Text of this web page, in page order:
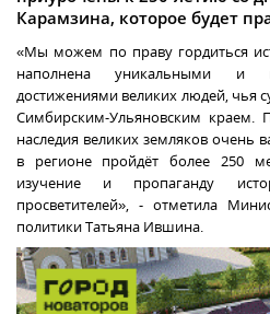
Карамзина, которое будет
«Мы можем по праву гордиться
наполнена уникальными и
достижениями великих людей, чья
Симбирским-Ульяновским краем.
наследия великих земляков очень
в регионе пройдёт более 250
изучение и пропаганду
просветителей», - отметила
политики Татьяна Ившина.